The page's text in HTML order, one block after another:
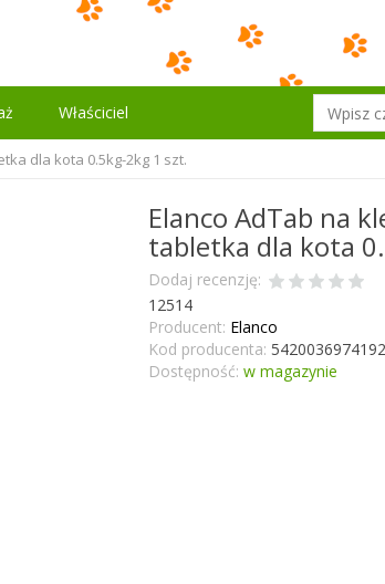
Właściciel
dla kota 0.5kg-2kg 1 szt.
Elanco AdTab na
tabletka dla kota
Dodaj recenzję:
12514
Producent: Elanco
Kod producenta: 5420036974192
Dostępność: w magazynie